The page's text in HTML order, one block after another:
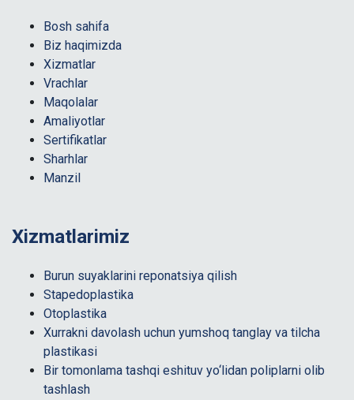
Bosh sahifa
Biz haqimizda
Xizmatlar
Vrachlar
Maqolalar
Amaliyotlar
Sertifikatlar
Sharhlar
Manzil
Xizmatlarimiz
Burun suyaklarini reponatsiya qilish
Stapedoplastika
Otoplastika
Xurrakni davolash uchun yumshoq tanglay va tilcha
plastikasi
Bir tomonlama tashqi eshituv yo‘lidan poliplarni olib
tashlash